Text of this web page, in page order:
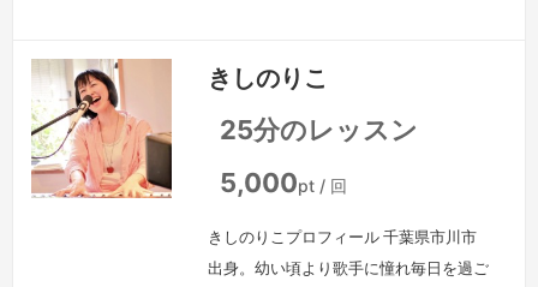
主宰のゴスペルを主としたコーラスグル
ープ「The voices of japan」に加入。
全国各地でのコンサート、都内ライブハ
ウス、小、中、高校芸術鑑賞会、知的・
多方面で活躍。フジテレビ…続きを見
る »
きしのりこ
25分のレッスン
5,000pt / 回
きしのりこプロフィール 千葉県市川市
出身。幼い頃より歌手に憧れ毎日を過ご